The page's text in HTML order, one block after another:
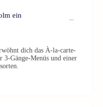
ein
dich das À-la-carte-
3-Gänge-Menüs und einer